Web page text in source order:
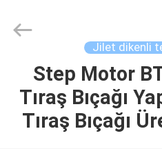
ÜRÜNLER
Products
Jilet dikenli
Step Motor
Tıraş Bıçağı
Tıraş Bıçağı